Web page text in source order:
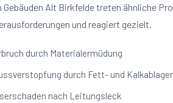
Gebäuden Alt Birkfelde treten ähnliche
und reagiert gezielt.
durch Materialermüdung
durch Fett- und
nach Leitungsleck